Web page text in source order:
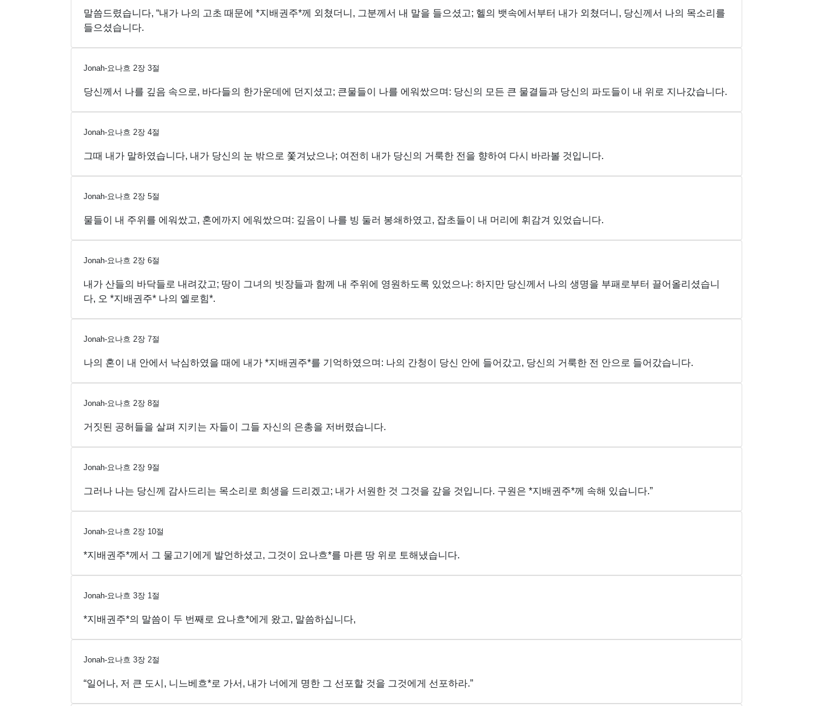
말씀드렸습니다, “내가 나의 고초 때문에 *지배권주*께 외쳤더니, 그분께서 내 말을 들으셨고; 헬의 뱃속에서부터 내가 외쳤더니, 당신께서 나의 목소리를
들으셨습니다.
Jonah-요나흐 2장 3절
당신께서 나를 깊음 속으로, 바다들의 한가운데에 던지셨고; 큰물들이 나를 에워쌌으며: 당신의 모든 큰 물결들과 당신의 파도들이 내 위로 지나갔습니다.
Jonah-요나흐 2장 4절
그때 내가 말하였습니다, 내가 당신의 눈 밖으로 쫓겨났으나; 여전히 내가 당신의 거룩한 전을 향하여 다시 바라볼 것입니다.
Jonah-요나흐 2장 5절
물들이 내 주위를 에워쌌고, 혼에까지 에워쌌으며: 깊음이 나를 빙 둘러 봉쇄하였고, 잡초들이 내 머리에 휘감겨 있었습니다.
Jonah-요나흐 2장 6절
내가 산들의 바닥들로 내려갔고; 땅이 그녀의 빗장들과 함께 내 주위에 영원하도록 있었으나: 하지만 당신께서 나의 생명을 부패로부터 끌어올리셨습니
다, 오 *지배권주* 나의 엘로힘*.
Jonah-요나흐 2장 7절
나의 혼이 내 안에서 낙심하였을 때에 내가 *지배권주*를 기억하였으며: 나의 간청이 당신 안에 들어갔고, 당신의 거룩한 전 안으로 들어갔습니다.
Jonah-요나흐 2장 8절
거짓된 공허들을 살펴 지키는 자들이 그들 자신의 은총을 저버렸습니다.
Jonah-요나흐 2장 9절
그러나 나는 당신께 감사드리는 목소리로 희생을 드리겠고; 내가 서원한 것 그것을 갚을 것입니다. 구원은 *지배권주*께 속해 있습니다.”
Jonah-요나흐 2장 10절
*지배권주*께서 그 물고기에게 발언하셨고, 그것이 요나흐*를 마른 땅 위로 토해냈습니다.
Jonah-요나흐 3장 1절
*지배권주*의 말씀이 두 번째로 요나흐*에게 왔고, 말씀하십니다,
Jonah-요나흐 3장 2절
“일어나, 저 큰 도시, 니느베흐*로 가서, 내가 너에게 명한 그 선포할 것을 그것에게 선포하라.”